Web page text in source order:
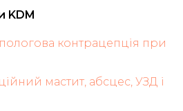
KDM
контрацепція при
мастит, абсцес, УЗД і